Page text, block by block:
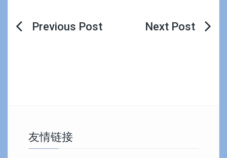
文
友情链接